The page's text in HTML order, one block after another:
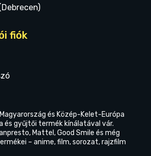
fiók
és Közép-Kelet-Európa
és gyűjtői termék kínálatával vár.
Mattel, Good Smile és még
– anime, film, sorozat, rajzfilm